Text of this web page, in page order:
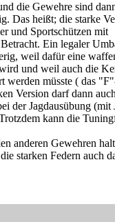
die Gewehre sind
Das heißt; die starke
und Sportschützen mit
Ein legaler
weil dafür eine
und weil auch die
werden müsste ( das
Version darf dann
der Jagdausübung (mit
kann die
anderen Gewehren
starken Federn auch